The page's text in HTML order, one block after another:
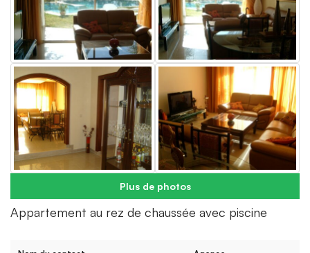
Plus de photos
Appartement au rez de chaussée avec piscine